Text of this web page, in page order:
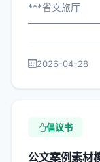
***省文旅厅
构： 为深入
2026-04-28
倡议书
公文案例素材